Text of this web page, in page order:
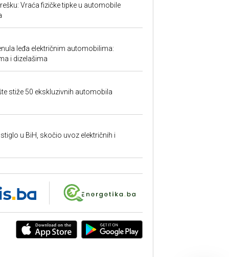
Vraća fizičke tipke u automobile
leđa električnim automobilima:
i dizelašima
stiže 50 ekskluzivnih automobila
u BiH, skočio uvoz električnih i